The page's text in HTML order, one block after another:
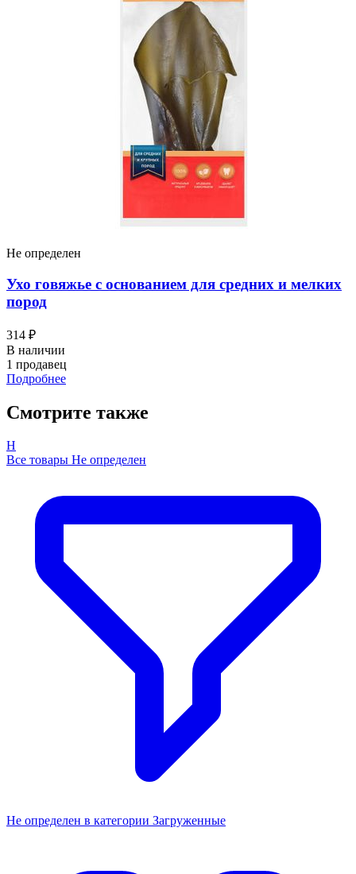
Не определен
Ухо говяжье с основанием для средних и мелких
пород
314 ₽
В наличии
1 продавец
Подробнее
Смотрите также
Н
Все товары Не определен
Не определен в категории Загруженные